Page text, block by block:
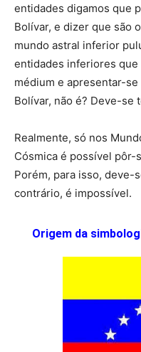
entidades digamos que
Bolívar, e dizer que são
mundo astral inferior
entidades inferiores
médium e apresentar-
Bolívar, não é? Deve-se
Realmente, só nos
Cósmica é possível pôr-
Porém, para isso, deve-
contrário, é impossível.
Origem da